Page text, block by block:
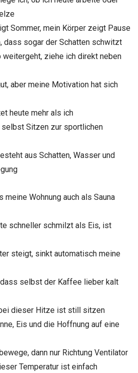
Sommer, mein Körper zeigt Pause
dass sogar der Schatten schwitzt
weitergeht, ziehe ich direkt neben
aber meine Motivation hat sich
heute mehr als ich
Sitzen zur sportlichen
aus Schatten, Wasser und
meine Wohnung auch als Sauna
schneller schmilzt als Eis, ist
steigt, sinkt automatisch meine
selbst der Kaffee lieber kalt
dieser Hitze ist still sitzen
Eis und die Hoffnung auf eine
dann nur Richtung Ventilator
Temperatur ist einfach